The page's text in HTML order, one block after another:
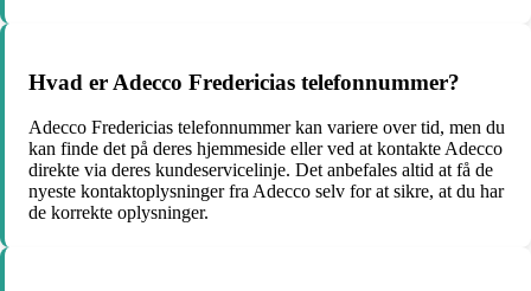
Hvad er Adecco Fredericias telefonnummer?
Adecco Fredericias telefonnummer kan variere over tid, men du
kan finde det på deres hjemmeside eller ved at kontakte Adecco
direkte via deres kundeservicelinje. Det anbefales altid at få de
nyeste kontaktoplysninger fra Adecco selv for at sikre, at du har
de korrekte oplysninger.